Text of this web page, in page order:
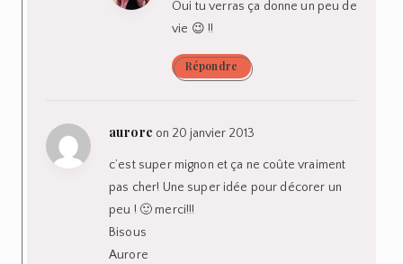
Oui tu verras ça donne un peu de
vie 😉 !!
Répondre
aurore on 20 janvier 2013
c’est super mignon et ça ne coûte vraiment
pas cher! Une super idée pour décorer un
peu ! 🙂 merci!!!
Bisous
Aurore